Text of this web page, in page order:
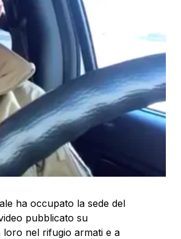
ha occupato la sede del
pubblicato su
loro nel rifugio armati e a